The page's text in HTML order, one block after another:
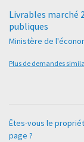
Livrables marché
publiques
Ministère de
Plus de demandes
Êtes-vous le
page ?